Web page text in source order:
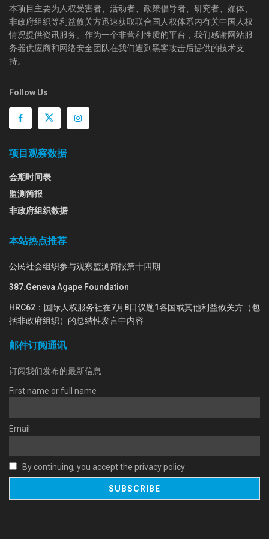
本项目主要为人权受害者、活动者、政策倡导者、研究者、媒体、
非政府组织等利益攸关方迅速获取联合国人权体系内有关中国人权
情况提供资讯服务。作为一个非营利性质的平台，我们感谢网站服
务器供应商和网络安全团队在我们遭到黑客攻击后提供的技术支
持。
Follow Us
项目观察数据
会期时间表
监测简报
非政府组织数据
本站热点推荐
公民社会组织参与观察监测简报第十四期
387.Geneva Agape Foundation
HRC62：国际人权服务社在7月8日议题1各国或其他利益攸关方（包
括非政府组织）的总结性发言中内容
邮件订阅通讯
订阅我们发布的最新信息
First name or full name
Email
By continuing, you accept the privacy policy